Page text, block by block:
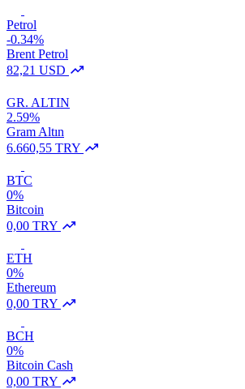
Petrol
-0.34%
Brent Petrol
82,21 USD
GR. ALTIN
2.59%
Gram Altın
6.660,55 TRY
BTC
0%
Bitcoin
0,00 TRY
ETH
0%
Ethereum
0,00 TRY
BCH
0%
Bitcoin Cash
0,00 TRY